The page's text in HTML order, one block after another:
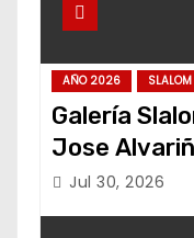
AÑO 2026 SLALOM
Galería
Jose
Jul 30, 2026